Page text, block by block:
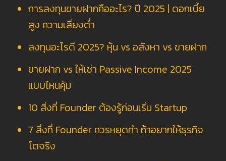
การลงทุนขายฝากคืออะไร? ปี 2025 | ดอกเบี้ย
สูง ความเสี่ยงต่ำ
ลงทุนอะไรดี 2025? หุ้น vs อสังหา vs ขายฝาก
ขายฝาก vs ให้เช่า Passive Income 2025
แบบไหนคุ้ม
10 สิ่งที่ Founder ต้องรู้ก่อนเริ่ม Startup
7 สิ่งที่ Founder ควรหยุดทำ ถ้าอยากให้ธุรกิจ
โตจริง